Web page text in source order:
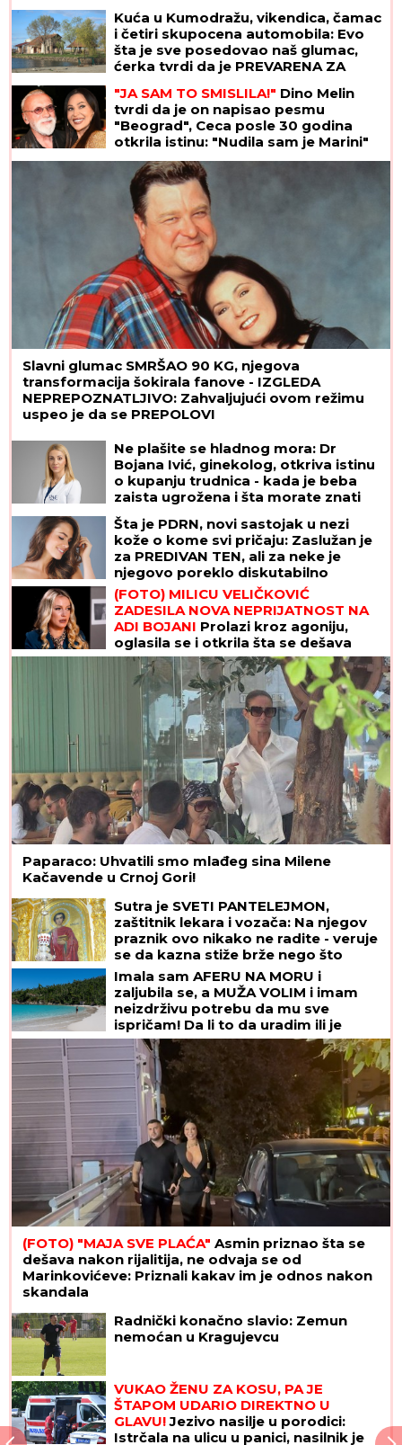
Kuća u Kumodražu, vikendica, čamac
i četiri skupocena automobila: Evo
šta je sve posedovao naš glumac,
ćerka tvrdi da je PREVARENA ZA
"JA SAM TO SMISLILA!" Dino Melin
tvrdi da je on napisao pesmu
"Beograd", Ceca posle 30 godina
otkrila istinu: "Nudila sam je Marini"
Slavni glumac SMRŠAO 90 KG, njegova
transformacija šokirala fanove - IZGLEDA
NEPREPOZNATLJIVO: Zahvaljujući ovom režimu
uspeo je da se PREPOLOVI
Ne plašite se hladnog mora: Dr
Bojana Ivić, ginekolog, otkriva istinu
o kupanju trudnica - kada je beba
zaista ugrožena i šta morate znati
Šta je PDRN, novi sastojak u nezi
kože o kome svi pričaju: Zaslužan je
za PREDIVAN TEN, ali za neke je
njegovo poreklo diskutabilno
(FOTO) MILICU VELIČKOVIĆ
ZADESILA NOVA NEPRIJATNOST NA
ADI BOJANI Prolazi kroz agoniju,
oglasila se i otkrila šta se dešava
nakon haosa sa Terzom
Paparaco: Uhvatili smo mlađeg sina Milene
Kačavende u Crnoj Gori!
Sutra je SVETI PANTELEJMON,
zaštitnik lekara i vozača: Na njegov
praznik ovo nikako ne radite - veruje
se da kazna stiže brže nego što
mislite
Imala sam AFERU NA MORU i
zaljubila se, a MUŽA VOLIM i imam
neizdrživu potrebu da mu sve
ispričam! Da li to da uradim ili je
pametnije da ĆUTIM?
(FOTO) "MAJA SVE PLAĆA" Asmin priznao šta se
dešava nakon rijalitija, ne odvaja se od
Marinkovićeve: Priznali kakav im je odnos nakon
skandala
Radnički konačno slavio: Zemun
nemoćan u Kragujevcu
VUKAO ŽENU ZA KOSU, PA JE
ŠTAPOM UDARIO DIREKTNO U
GLAVU!Jezivo nasilje u porodici:
Istrčala na ulicu u panici, nasilnik je